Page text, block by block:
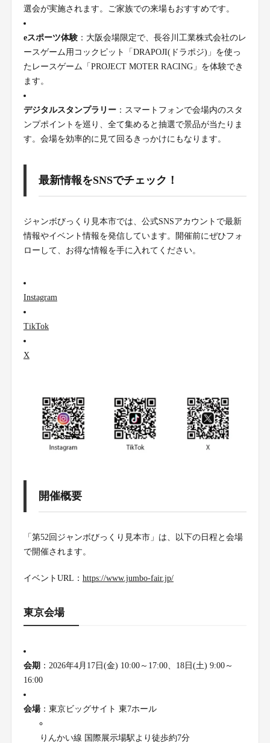
選会が実施されます。ご家族での来場もおすすめです。
eスポーツ体験：大阪会場限定で、長谷川工業株式会社のレ
ースゲーム用コックピット「DRAPOJI(ドラポジ)」を使っ
たレースゲーム「PROJECT MOTER RACING」を体験でき
ます。
デジタルスタンプラリー：スマートフォンで会場内のスタ
ンプポイントを巡り、全て集めると抽選で景品が当たりま
す。会場を効率的に見て回るきっかけにもなります。
最新情報をSNSでチェック！
ジャンボびっくり見本市では、公式SNSアカウントで最新
情報やイベント情報を発信しています。開催前にぜひフォ
ローして、お得な情報を手に入れてください。
Instagram
TikTok
X
開催概要
「第52回ジャンボびっくり見本市」は、以下の日程と会場
で開催されます。
イベントURL： https://www.jumbo-fair.jp/
東京会場
会期 ：2026年4月17日(金) 10:00～17:00、18日(土) 9:00～
16:00
会場：東京ビッグサイト 東7ホール
りんかい線 国際展示場駅より徒歩約7分